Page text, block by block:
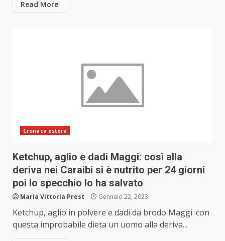
Read More
Cronaca estera
Ketchup, aglio e dadi Maggi: così alla
deriva nei Caraibi si è nutrito per 24 giorni
poi lo specchio lo ha salvato
Maria Vittoria Prest Gennaio 22, 2023
Ketchup, aglio in polvere e dadi da brodo Maggi: con
questa improbabile dieta un uomo alla deriva...